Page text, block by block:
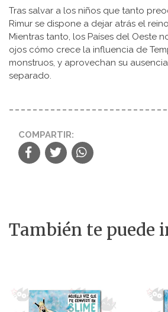
Tras salvar a los niños que tanto
Rimur se dispone a dejar atrás el
Mientras tanto, los Países del Oeste
ojos cómo crece la influencia de
monstruos, y aprovechan su
separado.
COMPARTIR:
También te puede